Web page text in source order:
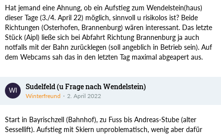
Hat jemand eine Ahnung, ob ein Aufstieg zum Wendelstein(haus)
dieser Tage (3./4. April 22) möglich, sinnvoll u risikolos ist? Beide
Richtungen (Osterhofen, Brannenburg) wären interessant. Das letzte
Stück (Aipl) ließe sich bei Abfahrt Richtung Brannenburg ja auch
notfalls mit der Bahn zurücklegen (soll angeblich in Betrieb sein). Auf
dem Webcams sah das in den letzten Tag maximal abgeapert aus.
Sudelfeld (u Frage nach Wendelstein)
Winterfreund 2. April 2022
Start in Bayrischzell (Bahnhof), zu Fuss bis Andreas-Stube (alter
Sessellift). Aufstieg mit Skiern unproblematisch, wenig aber dafür